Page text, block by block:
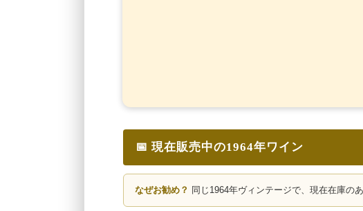
📅 現在販売中の1964年ワイン
なぜお勧め？ 同じ1964年ヴィンテージで、現在在庫の